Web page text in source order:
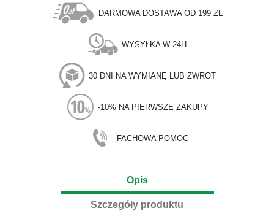
DARMOWA DOSTAWA OD 199 ZŁ
WYSYŁKA W 24H
30 DNI NA WYMIANĘ LUB ZWROT
-10% NA PIERWSZE ZAKUPY
FACHOWA POMOC
Opis
Szczegóły produktu